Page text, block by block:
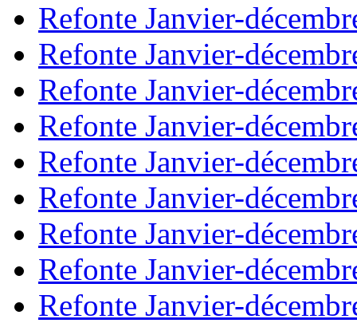
Refonte Janvier-
Refonte Janvier-
Refonte Janvier-
Refonte Janvier-
Refonte Janvier-
Refonte Janvier-
Refonte Janvier-
Refonte Janvier-
Refonte Janvier-